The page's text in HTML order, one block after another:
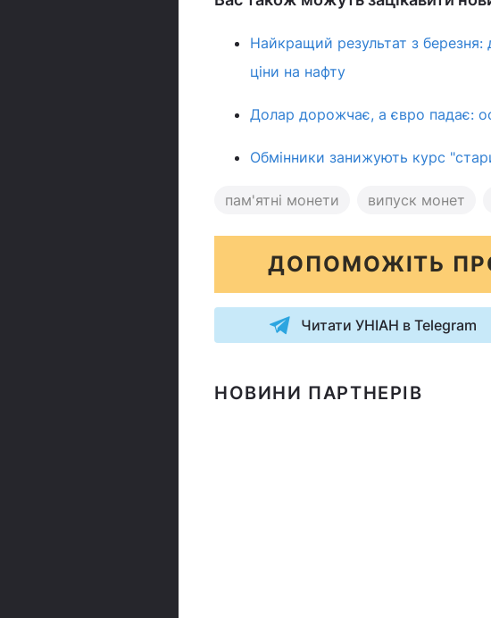
Найкращий результат з
ціни на нафту
Долар дорожчає, а євро падає:
Обмінники занижують курс
пам'ятні монети випуск монет
ДОПОМОЖІТЬ
Читати УНІАН в Telegram
НОВИНИ ПАРТНЕРІВ